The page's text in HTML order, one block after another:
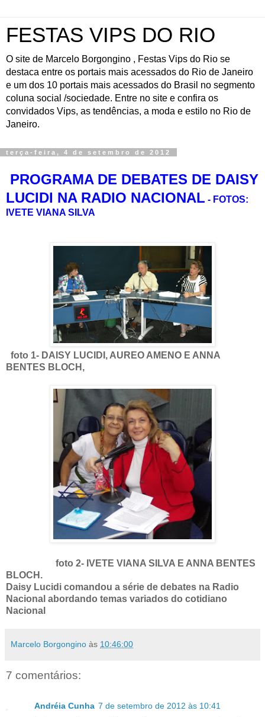
FESTAS VIPS DO RIO
O site de Marcelo Borgongino , Festas Vips do Rio se
destaca entre os portais mais acessados do Rio de Janeiro
e um dos 10 portais mais acessados do Brasil no segmento
coluna social /sociedade. Entre no site e confira os
convidados Vips, as tendências, a moda e estilo no Rio de
Janeiro.
terça-feira, 4 de setembro de 2012
PROGRAMA DE DEBATES DE DAISY
LUCIDI NA RADIO NACIONAL - FOTOS:
IVETE VIANA SILVA
foto 1- DAISY LUCIDI, AUREO AMENO E ANNA
BENTES BLOCH,
foto 2- IVETE VIANA SILVA E ANNA BENTES
BLOCH.
Daisy Lucidi comandou a série de debates na Radio
Nacional abordando temas variados do cotidiano
Nacional
Marcelo Borgongino às 10:46:00
7 comentários:
Andréia Cunha 7 de setembro de 2012 às 10:41